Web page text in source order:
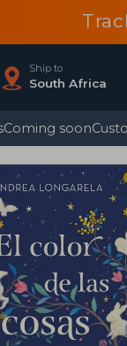
Ship to
South Africa
Coming soon